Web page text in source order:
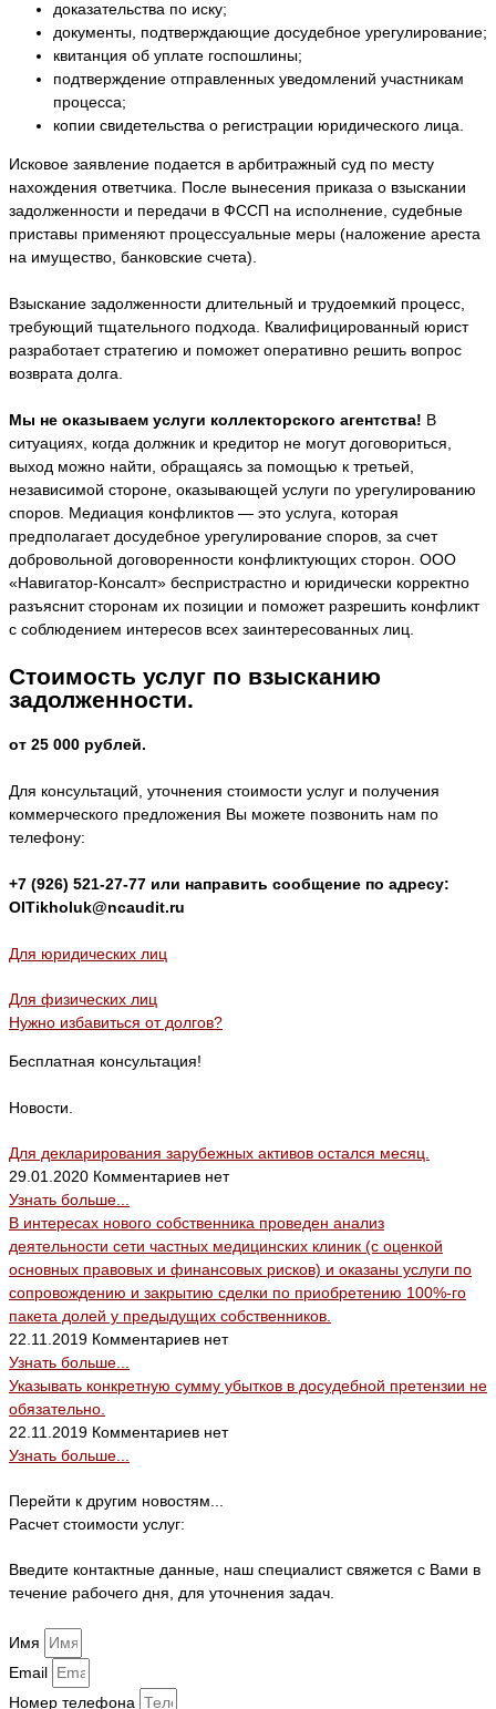
доказательства по иску;
документы, подтверждающие досудебное урегулирование;
квитанция об уплате госпошлины;
подтверждение отправленных уведомлений участникам
процесса;
копии свидетельства о регистрации юридического лица.
Исковое заявление подается в арбитражный суд по месту
нахождения ответчика. После вынесения приказа о взыскании
задолженности и передачи в ФССП на исполнение, судебные
приставы применяют процессуальные меры (наложение ареста
на имущество, банковские счета).
Взыскание задолженности длительный и трудоемкий процесс,
требующий тщательного подхода. Квалифицированный юрист
разработает стратегию и поможет оперативно решить вопрос
возврата долга.
Мы не оказываем услуги коллекторского агентства! В
ситуациях, когда должник и кредитор не могут договориться,
выход можно найти, обращаясь за помощью к третьей,
независимой стороне, оказывающей услуги по урегулированию
споров. Медиация конфликтов — это услуга, которая
предполагает досудебное урегулирование споров, за счет
добровольной договоренности конфликтующих сторон. ООО
«Навигатор-Консалт» беспристрастно и юридически корректно
разъяснит сторонам их позиции и поможет разрешить конфликт
с соблюдением интересов всех заинтересованных лиц.
Стоимость услуг по взысканию
задолженности.
от 25 000 рублей.
Для консультаций, уточнения стоимости услуг и получения
коммерческого предложения Вы можете позвонить нам по
телефону:
+7 (926) 521-27-77 или направить сообщение по адресу:
OITikholuk@ncaudit.ru
Для юридических лиц
Для физических лиц
Нужно избавиться от долгов?
Бесплатная консультация!
Новости.
Для декларирования зарубежных активов остался месяц.
29.01.2020 Комментариев нет
Узнать больше...
В интересах нового собственника проведен анализ
деятельности сети частных медицинских клиник (с оценкой
основных правовых и финансовых рисков) и оказаны услуги по
сопровождению и закрытию сделки по приобретению 100%-го
пакета долей у предыдущих собственников.
22.11.2019 Комментариев нет
Узнать больше...
Указывать конкретную сумму убытков в досудебной претензии не
обязательно.
22.11.2019 Комментариев нет
Узнать больше...
Перейти к другим новостям...
Расчет стоимости услуг:
Введите контактные данные, наш специалист свяжется с Вами в
течение рабочего дня, для уточнения задач.
Имя
Email
Номер телефона